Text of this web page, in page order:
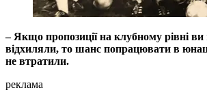
– Якщо пропозиції на клубному рівні ви
відхиляли, то шанс попрацювати в
не втратили.
реклама